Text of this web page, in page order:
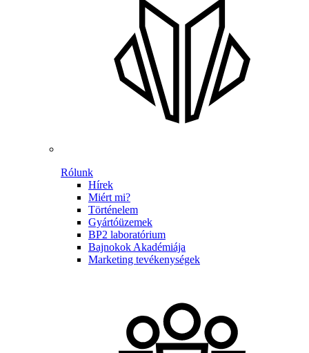
Rólunk
Hírek
Miért mi?
Történelem
Gyártóüzemek
BP2 laboratórium
Bajnokok Akadémiája
Marketing tevékenységek